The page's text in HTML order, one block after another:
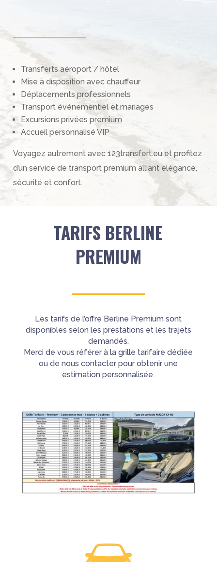
Transferts aéroport / hôtel
Mise à disposition avec chauffeur
Déplacements professionnels
Transport événementiel et mariages
Excursions privées premium
Accueil personnalisé VIP
Voyagez autrement avec 123transfert.eu⁠ et profitez
d’un service de transport premium alliant élégance,
sécurité et confort.
TARIFS BERLINE
PREMIUM
Les tarifs de l’offre Berline Premium sont
disponibles selon les prestations et les trajets
demandés.
Merci de vous référer à la grille tarifaire dédiée
ou de nous contacter pour obtenir une
estimation personnalisée.